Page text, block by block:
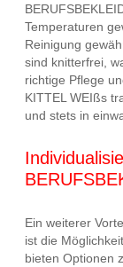
Temperaturen
Reinigung
sind knitterfrei,
richtige Pflege
KITTEL WEIßs
und stets in
Ein weiterer
ist die
bieten Optionen